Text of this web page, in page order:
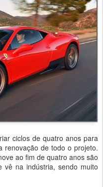
ciclos de quatro anos para
renovação de todo o projeto.
ao fim de quatro anos são
vê na indústria, sendo muito